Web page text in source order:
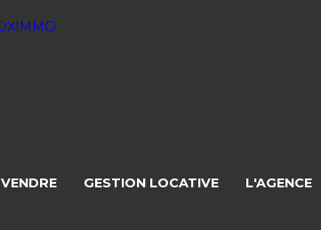
VENDRE GESTION LOCATIVE L'AGENCE